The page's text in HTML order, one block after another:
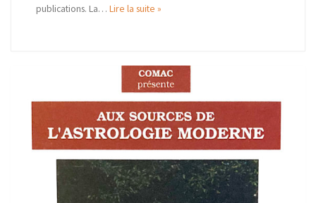
publications. La… Lire la suite »